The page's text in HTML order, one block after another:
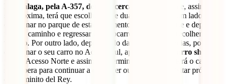
De Málaga, pela A-357, demora cerca de uma hora
e, assim que
se aproxima, terá que escolher entre duas opções. Por um lado, pode
estacionar no parque de estacionamento do acesso Norte e depois
fazer o caminho e regressar de autocarro vaivém para recolher o seu
veículo. Por outro lado, dependendo das suas preferências, pode
estacionar o seu carro no Acesso Sul, apanhar o
autocarro shuttle
para o Acesso Norte e assim que terminar o percurso, terá o carro à
sua espera para continuar a conhecer outros locais a visitar próximos
do Caminito del Rey.